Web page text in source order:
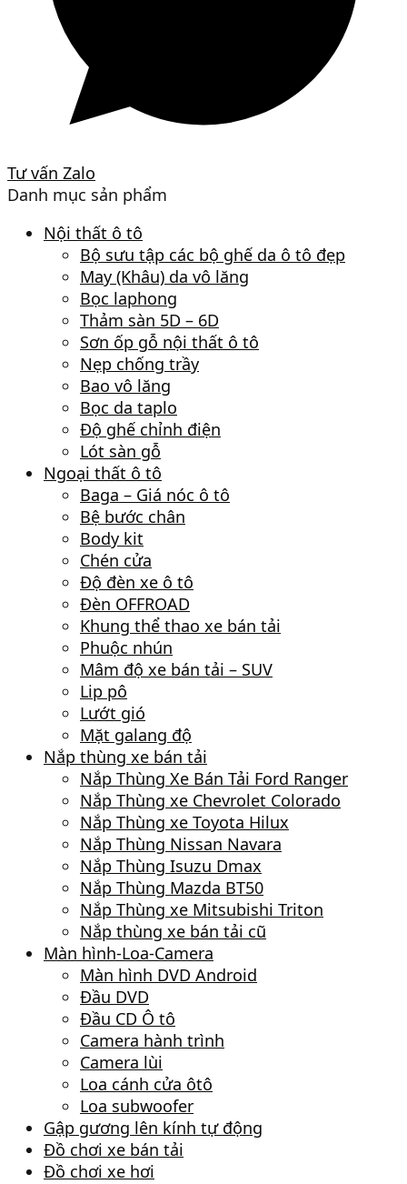
Tư vấn Zalo
Danh mục sản phẩm
Nội thất ô tô
Bộ sưu tập các bộ ghế da ô tô đẹp
May (Khâu) da vô lăng
Bọc laphong
Thảm sàn 5D – 6D
Sơn ốp gỗ nội thất ô tô
Nẹp chống trầy
Bao vô lăng
Bọc da taplo
Độ ghế chỉnh điện
Lót sàn gỗ
Ngoại thất ô tô
Baga – Giá nóc ô tô
Bệ bước chân
Body kit
Chén cửa
Độ đèn xe ô tô
Đèn OFFROAD
Khung thể thao xe bán tải
Phuộc nhún
Mâm độ xe bán tải – SUV
Lip pô
Lướt gió
Mặt galang độ
Nắp thùng xe bán tải
Nắp Thùng Xe Bán Tải Ford Ranger
Nắp Thùng xe Chevrolet Colorado
Nắp Thùng xe Toyota Hilux
Nắp Thùng Nissan Navara
Nắp Thùng Isuzu Dmax
Nắp Thùng Mazda BT50
Nắp Thùng xe Mitsubishi Triton
Nắp thùng xe bán tải cũ
Màn hình-Loa-Camera
Màn hình DVD Android
Đầu DVD
Đầu CD Ô tô
Camera hành trình
Camera lùi
Loa cánh cửa ôtô
Loa subwoofer
Gập gương lên kính tự động
Đồ chơi xe bán tải
Đồ chơi xe hơi